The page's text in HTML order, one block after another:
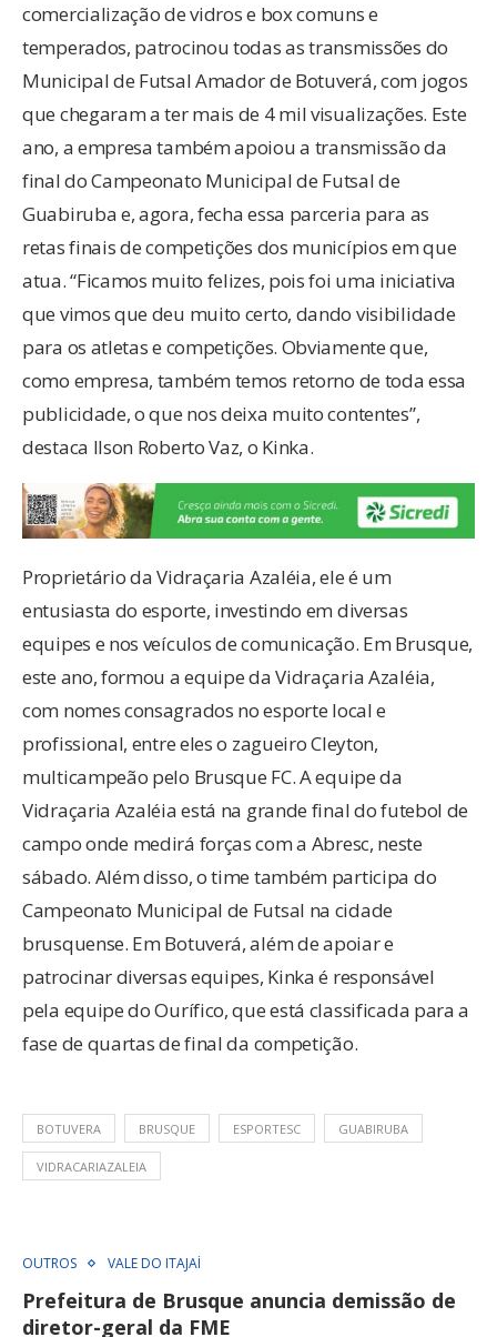
comercialização de vidros e box comuns e
temperados, patrocinou todas as transmissões do
Municipal de Futsal Amador de Botuverá, com jogos
que chegaram a ter mais de 4 mil visualizações. Este
ano, a empresa também apoiou a transmissão da
final do Campeonato Municipal de Futsal de
Guabiruba e, agora, fecha essa parceria para as
retas finais de competições dos municípios em que
atua. “Ficamos muito felizes, pois foi uma iniciativa
que vimos que deu muito certo, dando visibilidade
para os atletas e competições. Obviamente que,
como empresa, também temos retorno de toda essa
publicidade, o que nos deixa muito contentes”,
destaca Ilson Roberto Vaz, o Kinka.
Proprietário da Vidraçaria Azaléia, ele é um
entusiasta do esporte, investindo em diversas
equipes e nos veículos de comunicação. Em Brusque,
este ano, formou a equipe da Vidraçaria Azaléia,
com nomes consagrados no esporte local e
profissional, entre eles o zagueiro Cleyton,
multicampeão pelo Brusque FC. A equipe da
Vidraçaria Azaléia está na grande final do futebol de
campo onde medirá forças com a Abresc, neste
sábado. Além disso, o time também participa do
Campeonato Municipal de Futsal na cidade
brusquense. Em Botuverá, além de apoiar e
patrocinar diversas equipes, Kinka é responsável
pela equipe do Ourífico, que está classificada para a
fase de quartas de final da competição.
BOTUVERA BRUSQUE ESPORTESC GUABIRUBA
VIDRACARIAZALEIA
OUTROS VALE DO ITAJAÍ
Prefeitura de Brusque anuncia demissão de
diretor-geral da FME